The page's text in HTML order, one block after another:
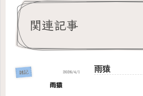
関連記事
雑記 雨猿